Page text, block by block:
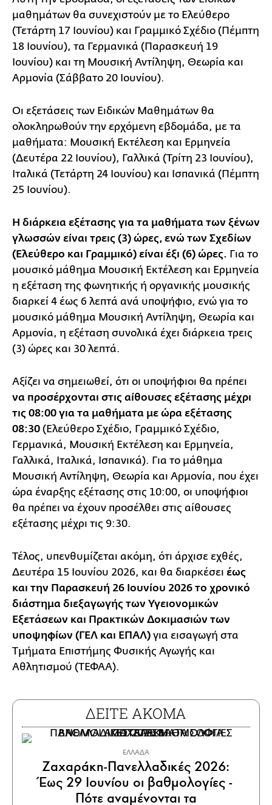
μαθημάτων θα συνεχιστούν με το Ελεύθερο
(Τετάρτη 17 Ιουνίου) και Γραμμικό Σχέδιο (Πέμπτη
18 Ιουνίου), τα Γερμανικά (Παρασκευή 19
Ιουνίου) και τη Μουσική Αντίληψη, Θεωρία και
Αρμονία (Σάββατο 20 Ιουνίου).
Οι εξετάσεις των Ειδικών Μαθημάτων θα
ολοκληρωθούν την ερχόμενη εβδομάδα, με τα
μαθήματα: Μουσική Εκτέλεση και Ερμηνεία
(Δευτέρα 22 Ιουνίου), Γαλλικά (Τρίτη 23 Ιουνίου),
Ιταλικά (Τετάρτη 24 Ιουνίου) και Ισπανικά (Πέμπτη
25 Ιουνίου).
Η διάρκεια εξέτασης για τα μαθήματα των ξένων
γλωσσών είναι τρεις (3) ώρες, ενώ των Σχεδίων
(Ελεύθερο και Γραμμικό) είναι έξι (6) ώρες. Για το
μουσικό μάθημα Μουσική Εκτέλεση και Ερμηνεία
η εξέταση της φωνητικής ή οργανικής μουσικής
διαρκεί 4 έως 6 λεπτά ανά υποψήφιο, ενώ για το
μουσικό μάθημα Μουσική Αντίληψη, Θεωρία και
Αρμονία, η εξέταση συνολικά έχει διάρκεια τρεις
(3) ώρες και 30 λεπτά.
Αξίζει να σημειωθεί, ότι οι υποψήφιοι θα πρέπει
να προσέρχονται στις αίθουσες εξέτασης μέχρι
τις 08:00 για τα μαθήματα με ώρα εξέτασης
08:30 (Ελεύθερο Σχέδιο, Γραμμικό Σχέδιο,
Γερμανικά, Μουσική Εκτέλεση και Ερμηνεία,
Γαλλικά, Ιταλικά, Ισπανικά). Για το μάθημα
Μουσική Αντίληψη, Θεωρία και Αρμονία, που έχει
ώρα έναρξης εξέτασης στις 10:00, οι υποψήφιοι
θα πρέπει να έχουν προσέλθει στις αίθουσες
εξέτασης μέχρι τις 9:30.
Τέλος, υπενθυμίζεται ακόμη, ότι άρχισε εχθές,
Δευτέρα 15 Ιουνίου 2026, και θα διαρκέσει έως
και την Παρασκευή 26 Ιουνίου 2026 το χρονικό
διάστημα διεξαγωγής των Υγειονομικών
Εξετάσεων και Πρακτικών Δοκιμασιών των
υποψηφίων (ΓΕΛ και ΕΠΑΛ) για εισαγωγή στα
Τμήματα Επιστήμης Φυσικής Αγωγής και
Αθλητισμού (ΤΕΦΑΑ).
ΔΕΙΤΕ ΑΚΟΜΑ
ΕΛΛΑΔΑ
Ζαχαράκη-Πανελλαδικές 2026:
Έως 29 Ιουνίου οι βαθμολογίες -
Πότε αναμένονται τα